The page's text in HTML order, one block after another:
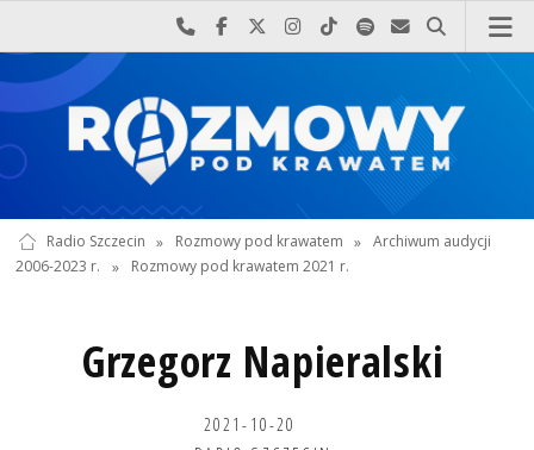
Najlepiej po prostu do nas zadzwoń
Odwiedź nas na Facebook-u
Odwiedź nas na X
Odwiedź nas na Instagram-ie
Odwiedź nas na TikTok-u
Szukaj nas na Spotify
Wyślij do nas
Szukaj
Radio Szczecin » Rozmowy pod krawatem » Archiwum audycji
2006-2023 r.
» Rozmowy pod krawatem 2021 r.
Grzegorz Napieralski
2021-10-20